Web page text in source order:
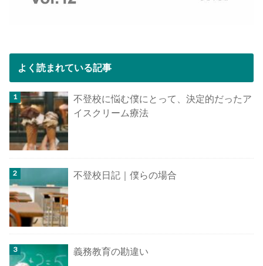
よく読まれている記事
不登校に悩む僕にとって、決定的だったア
イスクリーム療法
不登校日記｜僕らの場合
義務教育の勘違い